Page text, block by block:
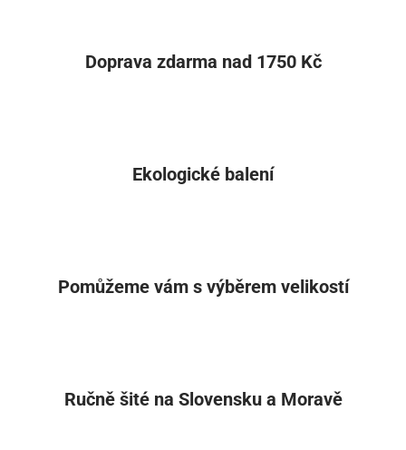
Doprava zdarma nad 1750 Kč
Ekologické balení
Pomůžeme vám s výběrem velikostí
Ručně šité na Slovensku a Moravě